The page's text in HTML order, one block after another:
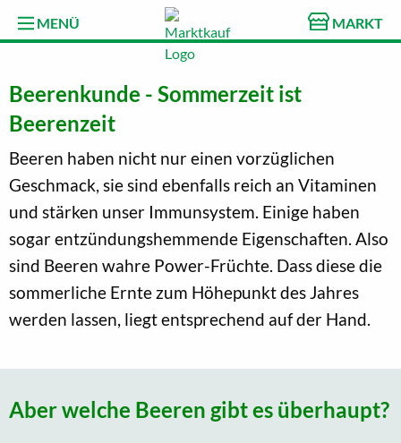
MENÜ MARKT
Beerenkunde - Sommerzeit ist
Beerenzeit
Beeren haben nicht nur einen vorzüglichen
Geschmack, sie sind ebenfalls reich an Vitaminen
und stärken unser Immunsystem. Einige haben
sogar entzündungshemmende Eigenschaften. Also
sind Beeren wahre Power-Früchte. Dass diese die
sommerliche Ernte zum Höhepunkt des Jahres
werden lassen, liegt entsprechend auf der Hand.
Aber welche Beeren gibt es überhaupt?